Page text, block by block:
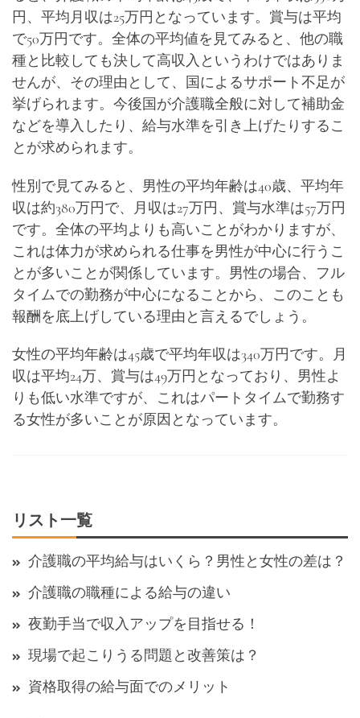
円、平均月収は25万円となっています。賞与は平均
で50万円です。全体の平均値を見てみると、他の職
種と比較しても決して高収入というわけではありま
せんが、その理由として、国によるサポート不足が
挙げられます。今後国が介護職全般に対して補助金
などを導入したり、給与水準を引き上げたりするこ
とが求められます。
性別で見てみると、男性の平均年齢は40歳、平均年
収は約380万円で、月収は27万円、賞与水準は57万円
です。全体の平均よりも高いことがわかりますが、
これは体力が求められる仕事を男性が中心に行うこ
とが多いことが関係しています。男性の場合、フル
タイムでの勤務が中心になることから、このことも
報酬を底上げしている理由と言えるでしょう。
女性の平均年齢は45歳で平均年収は340万円です。月
収は平均24万、賞与は49万円となっており、男性よ
りも低い水準ですが、これはパートタイムで勤務す
る女性が多いことが原因となっています。
リスト一覧
介護職の平均給与はいくら？男性と女性の差は？
介護職の職種による給与の違い
夜勤手当で収入アップを目指せる！
現場で起こりうる問題と改善策は？
資格取得の給与面でのメリット